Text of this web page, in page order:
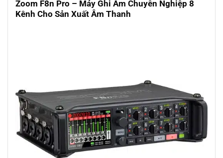
Zoom F8n Pro – Máy Ghi Âm Chuyên Nghiệp 8
Kênh Cho Sản Xuất Âm Thanh